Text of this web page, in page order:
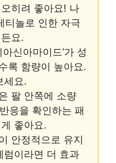
히려 좋아요! 나
티놀로 인한 자극
요.
신아마이드’가 성
록 함량이 높아요.
세요.
팔 안쪽에 소량
응을 확인하는 패
좋아요.
안정적으로 유지
럼이라면 더 효과